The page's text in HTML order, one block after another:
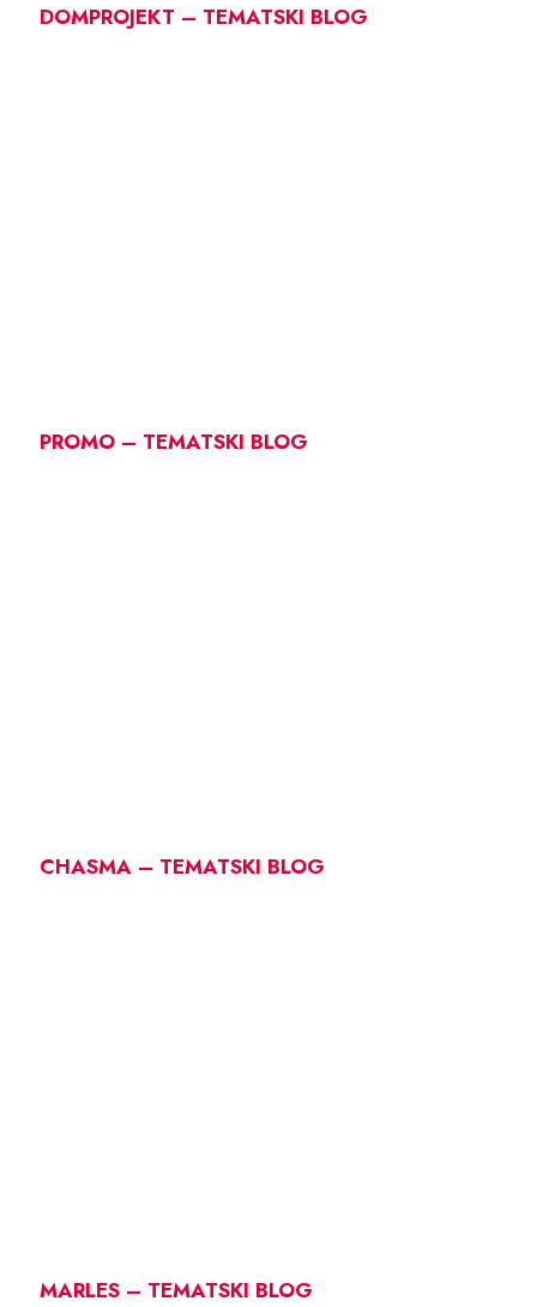
DOMPROJEKT – TEMATSKI BLOG
PROMO – TEMATSKI BLOG
CHASMA – TEMATSKI BLOG
MARLES – TEMATSKI BLOG